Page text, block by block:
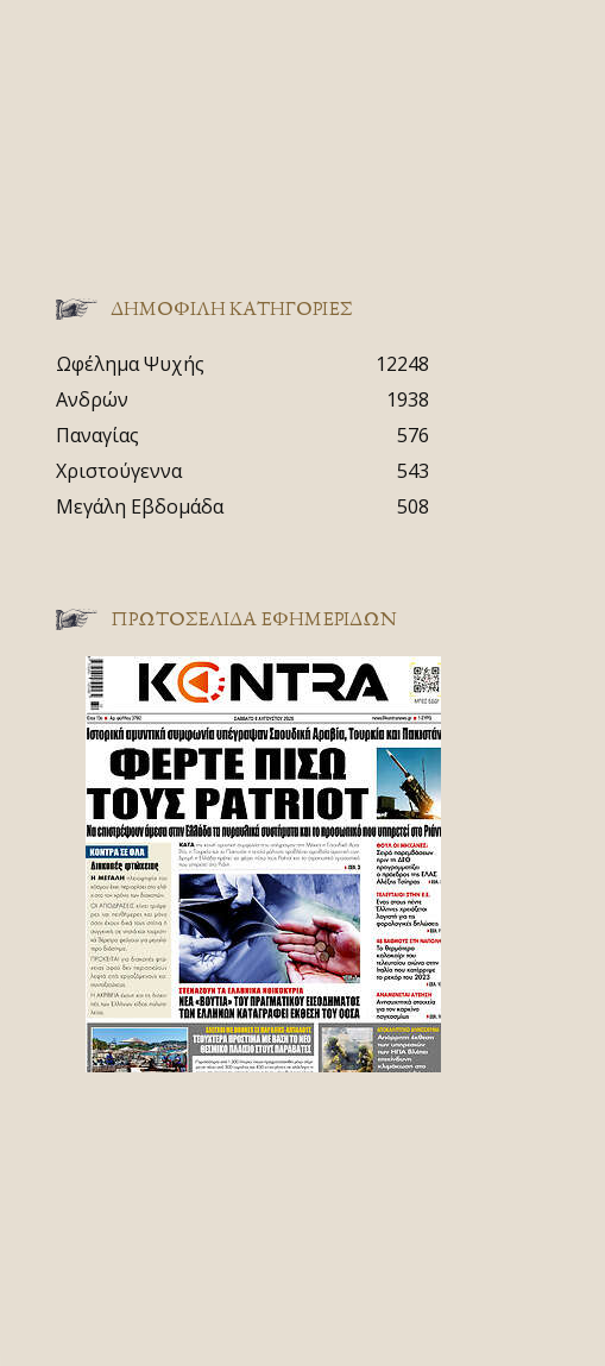
ΔΗΜΟΦΙΛΗ ΚΑΤΗΓΟΡΙΕΣ
Ωφέλημα Ψυχής
12248
Ανδρών
1938
Παναγίας
576
Χριστούγεννα
543
Μεγάλη Εβδομάδα
508
ΠΡΩΤΟΣΈΛΙΔΑ ΕΦΗΜΕΡΊΔΩΝ